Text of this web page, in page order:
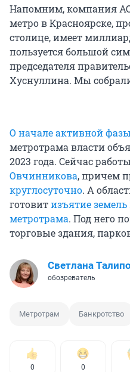
Напомним, компания АО
метро в Красноярске,
столице, имеет
пользуется большой
председателя
Хуснуллина. Мы
О начале активной
метротрама власти
2023 года. Сейчас
Овчинникова, причем
круглосуточно. А
готовитизъятие земель
метротрама. Под него
торговые здания,
Светлана
обозреватель
Метротрам Банкротство
0 0